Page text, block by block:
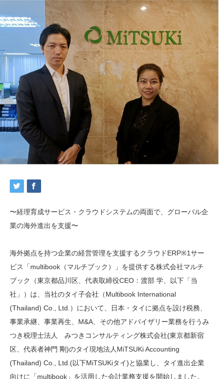
〜経理育成サービス・クラウドシステムの両面で、グローバル企
業の海外進出を支援〜
海外拠点を持つ企業の経営管理を支援するクラウドERP※1サー
ビス「multibook（マルチブック）」を提供する株式会社マルチ
ブック（東京都品川区、代表取締役CEO：渡部 学、以下「当
社」）は、当社のタイ子会社（Multibook International
(Thailand) Co., Ltd.）において、日本・タイに拠点を設け税務、
事業承継、事業再生、M&A、その他アドバイザリー業務を行うみ
つき税理士法人 みつきコンサルティング株式会社(東京都新宿
区、代表者神門 剛)のタイ現地法人MiTSUKi Accounting
(Thailand) Co., Ltd.(以下MiTSUKiタイ)と協業し、タイ進出企業
向けに「multibook」を活用した会計業務支援を開始しました。